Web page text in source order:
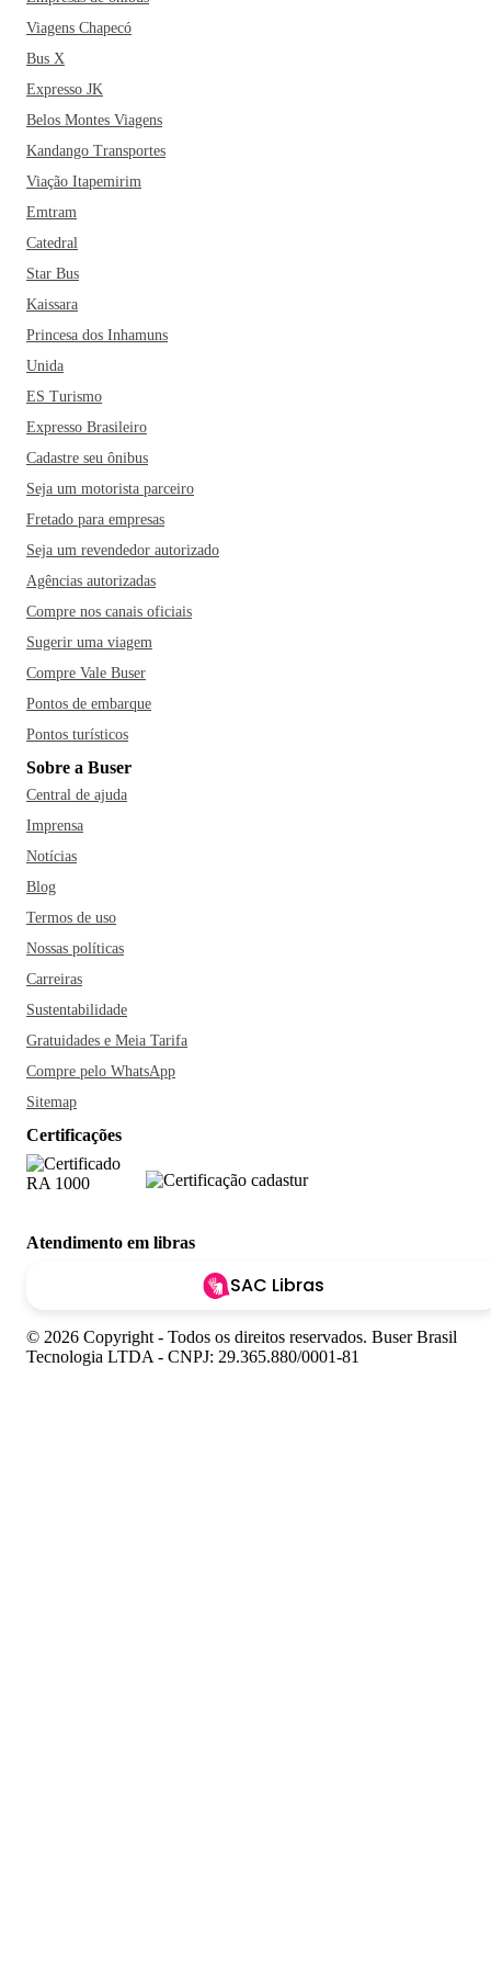
Viagens Chapecó
Bus X
Expresso JK
Belos Montes Viagens
Kandango Transportes
Viação Itapemirim
Emtram
Catedral
Star Bus
Kaissara
Princesa dos Inhamuns
Unida
ES Turismo
Expresso Brasileiro
Cadastre seu ônibus
Seja um motorista parceiro
Fretado para empresas
Seja um revendedor autorizado
Agências autorizadas
Compre nos canais oficiais
Sugerir uma viagem
Compre Vale Buser
Pontos de embarque
Pontos turísticos
Sobre a Buser
Central de ajuda
Imprensa
Notícias
Blog
Termos de uso
Nossas políticas
Carreiras
Sustentabilidade
Gratuidades e Meia Tarifa
Compre pelo WhatsApp
Sitemap
Certificações
Atendimento em libras
SAC Libras
© 2026 Copyright - Todos os direitos reservados. Buser Brasil
Tecnologia LTDA - CNPJ: 29.365.880/0001-81